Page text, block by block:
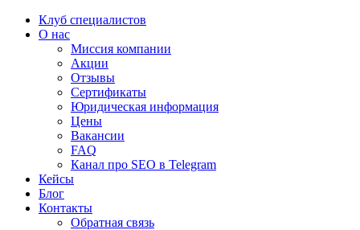
Клуб специалистов
О нас
Миссия компании
Акции
Отзывы
Сертификаты
Юридическая информация
Цены
Вакансии
FAQ
Канал про SEO в Telegram
Кейсы
Блог
Контакты
Обратная связь